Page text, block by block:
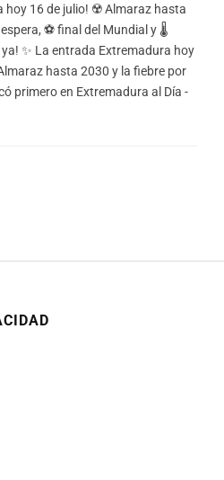
hoy 16 de julio! ☢️ Almaraz hasta
⚽ final del Mundial y 🌡️
✨ La entrada Extremadura hoy
hasta 2030 y la fiebre por
primero en Extremadura al Día -